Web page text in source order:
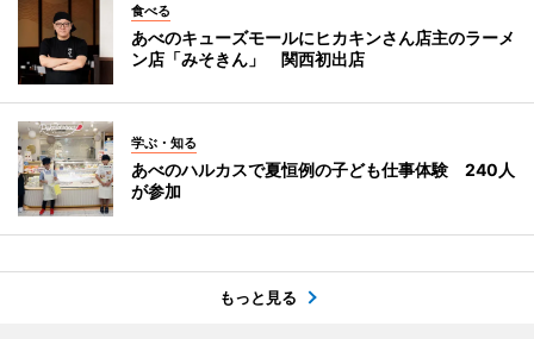
食べる
あべのキューズモールにヒカキンさん店主のラーメ
ン店「みそきん」 関西初出店
学ぶ・知る
あべのハルカスで夏恒例の子ども仕事体験 240人
が参加
もっと見る